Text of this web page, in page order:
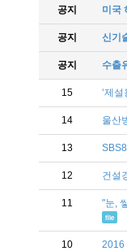
공지 미국
공지 신기
공지 수출
15 ‘제
14 울산
13
12 건설
11 "눈,
file
10 2016